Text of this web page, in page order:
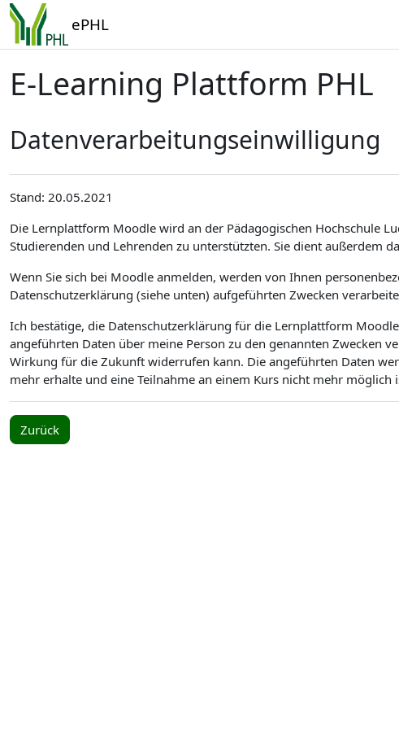
Zum Hauptinhalt
ePHL
E-Learning Plattform PHL
Datenverarbeitungseinwilligung
Stand: 20.05.2021
Die Lernplattform Moodle wird an der Pädagogischen Hochschule
Studierenden und Lehrenden zu unterstützten. Sie dient außerdem
Wenn Sie sich bei Moodle anmelden, werden von Ihnen
Datenschutzerklärung (siehe unten) aufgeführten Zwecken
Ich bestätige, die Datenschutzerklärung für die Lernplattform
angeführten Daten über meine Person zu den genannten Zwecken
Wirkung für die Zukunft widerrufen kann. Die angeführten Daten
mehr erhalte und eine Teilnahme an einem Kurs nicht mehr
Zurück